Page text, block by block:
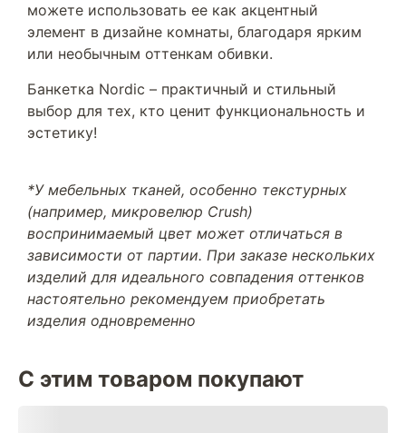
можете использовать ее как акцентный
элемент в дизайне комнаты, благодаря ярким
или необычным оттенкам обивки.
Банкетка Nordic – практичный и стильный
выбор для тех, кто ценит функциональность и
эстетику!
*У мебельных тканей, особенно текстурных
(например, микровелюр Crush)
воспринимаемый цвет может отличаться в
зависимости от партии. При заказе нескольких
изделий для идеального совпадения оттенков
настоятельно рекомендуем приобретать
изделия одновременно
С этим товаром покупают